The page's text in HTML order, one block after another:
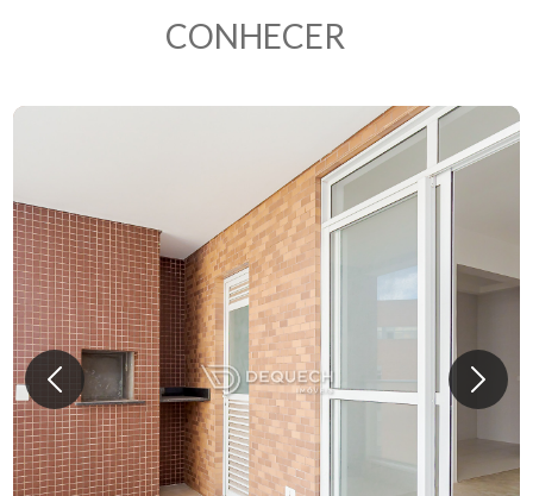
CONHECER